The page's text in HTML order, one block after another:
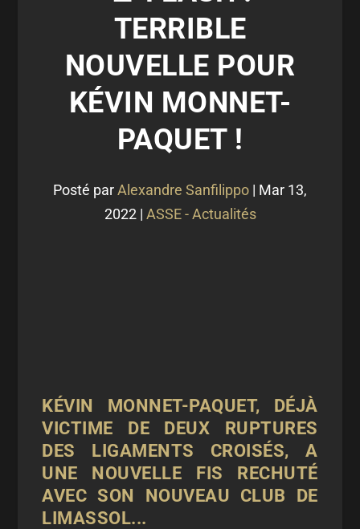
TERRIBLE
NOUVELLE POUR
KÉVIN MONNET-
PAQUET !
Posté parAlexandre Sanfilippo | Mar 13,
2022| ASSE - Actualités
KÉVIN MONNET-PAQUET, DÉJÀ
VICTIME DE DEUX RUPTURES
DES LIGAMENTS CROISÉS, A
UNE NOUVELLE FIS RECHUTÉ
AVEC SON NOUVEAU CLUB DE
LIMASSOL...